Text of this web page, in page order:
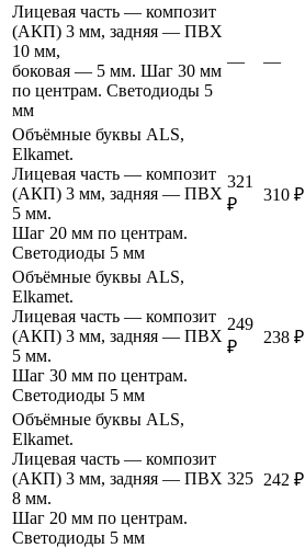
Лицевая часть — композит
(АКП) 3 мм, задняя — ПВХ
10 мм,
боковая — 5 мм. Шаг 30 мм
по центрам. Светодиоды 5
мм
— —
Объёмные буквы ALS,
Elkamet.
Лицевая часть — композит
(АКП) 3 мм, задняя — ПВХ
5 мм.
Шаг 20 мм по центрам.
Светодиоды 5 мм
321
₽
310 ₽
Объёмные буквы ALS,
Elkamet.
Лицевая часть — композит
(АКП) 3 мм, задняя — ПВХ
5 мм.
Шаг 30 мм по центрам.
Светодиоды 5 мм
249
₽
238 ₽
Объёмные буквы ALS,
Elkamet.
Лицевая часть — композит
(АКП) 3 мм, задняя — ПВХ
8 мм.
Шаг 20 мм по центрам.
Светодиоды 5 мм
325 242 ₽